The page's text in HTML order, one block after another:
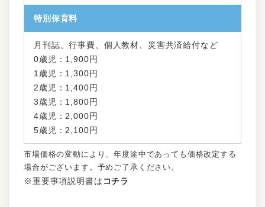
市場価格の変動により、年度途中であっても価格改定する
場合がございます。予めご了承ください。
特別保育料
月刊誌、行事費、個人教材、災害共済給付など
0歳児：1,900円
1歳児：1,300円
2歳児：1,400円
3歳児：1,800円
4歳児：2,000円
5歳児：2,100円
※重要事項説明書は コチラ